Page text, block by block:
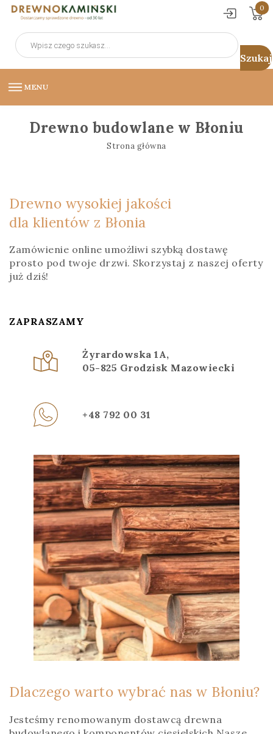
0
Wyszukiwarka
produktów
MENU
Drewno budowlane w Błoniu
Strona główna
Drewno wysokiej jakości
dla klientów z Błonia
Zamówienie online umożliwi szybką dostawę
prosto pod twoje drzwi. Skorzystaj z naszej oferty
już dziś!
ZAPRASZAMY
Żyrardowska 1A,
05-825 Grodzisk Mazowiecki
+48 792 00 31
Dlaczego warto wybrać nas w Błoniu?
Jesteśmy renomowanym dostawcą drewna